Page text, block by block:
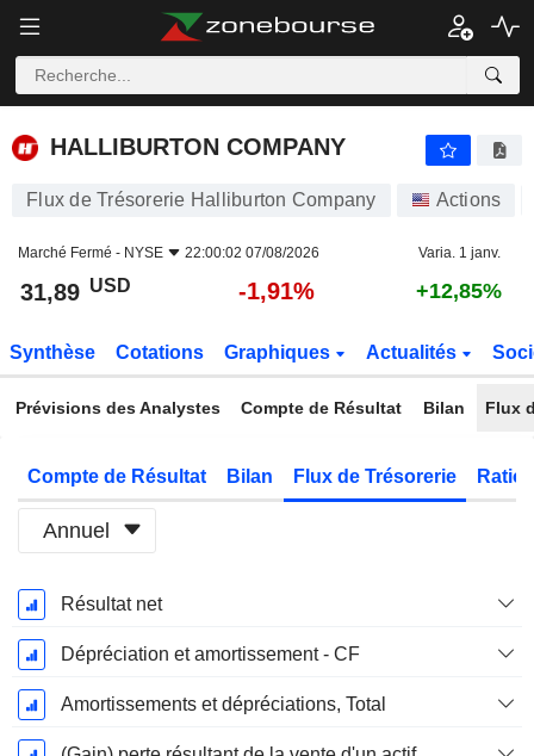
HALLIBURTON COMPANY
HALLIBURTON COMPANY
Flux de Trésorerie Halliburton Company Actions
Marché Fermé - NYSE 22:00:02 07/08/2026 Varia. 1 janv.
31,89 USD -1,91% +12,85%
Synthèse Cotations Graphiques Actualités
Prévisions des Analystes Compte de Résultat Bilan Flux
Compte de Résultat Bilan Flux de Trésorerie
Annuel
Période
Fiscale:
Décembre
Résultat net
Dépréciation et amortissement - CF
Amortissements et dépréciations, Total